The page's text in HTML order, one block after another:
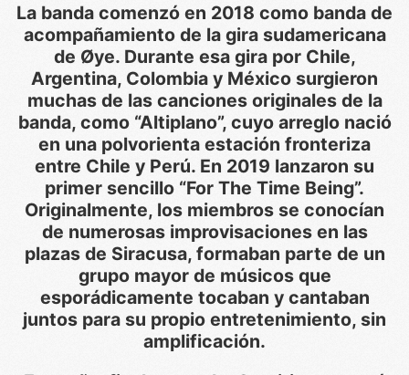
La banda comenzó en 2018 como banda de
acompañamiento de la gira sudamericana
de Øye. Durante esa gira por Chile,
Argentina, Colombia y México surgieron
muchas de las canciones originales de la
banda, como “Altiplano”, cuyo arreglo nació
en una polvorienta estación fronteriza
entre Chile y Perú. En 2019 lanzaron su
primer sencillo “For The Time Being”.
Originalmente, los miembros se conocían
de numerosas improvisaciones en las
plazas de Siracusa, formaban parte de un
grupo mayor de músicos que
esporádicamente tocaban y cantaban
juntos para su propio entretenimiento, sin
amplificación.